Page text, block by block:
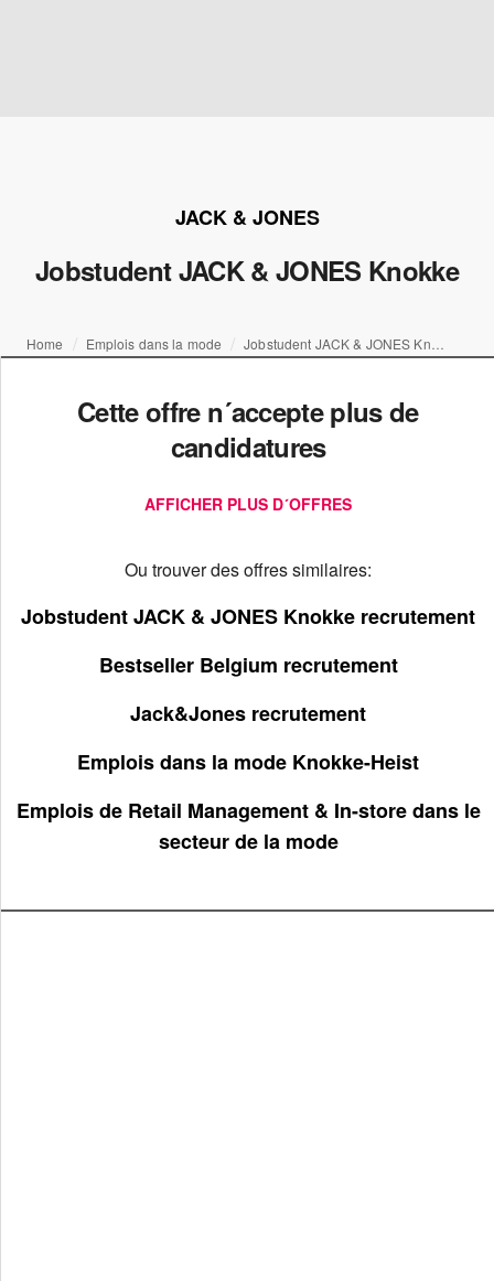
JACK & JONES
Jobstudent JACK & JONES Knokke
Home Emplois dans la mode
Cette offre n´accepte plus de
candidatures
AFFICHER PLUS D´OFFRES
Ou trouver des offres similaires:
Jobstudent JACK & JONES Knokke recrutement
Bestseller Belgium recrutement
Jack&Jones recrutement
Emplois dans la mode Knokke-Heist
Emplois de Retail Management & In-store dans le
secteur de la mode